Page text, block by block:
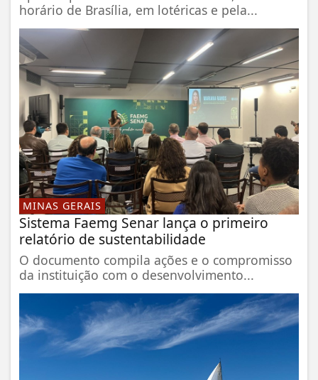
horário de Brasília, em lotéricas e pela...
MINAS GERAIS
Sistema Faemg Senar lança o primeiro
relatório de sustentabilidade
O documento compila ações e o compromisso
da instituição com o desenvolvimento...